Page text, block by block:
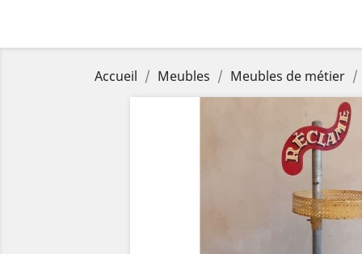
Accueil Meubles Meubles de métier